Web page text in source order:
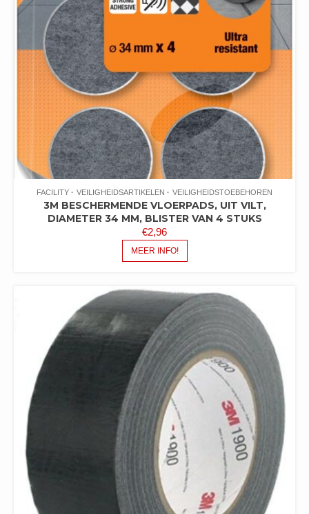
FACILITY VEILIGHEIDSARTIKELEN VEILIGHEIDSTOEBEHOREN
3M BESCHERMENDE VLOERPADS, UIT VILT,
DIAMETER 34 MM, BLISTER VAN 4 STUKS
€2,96
MEER INFO!